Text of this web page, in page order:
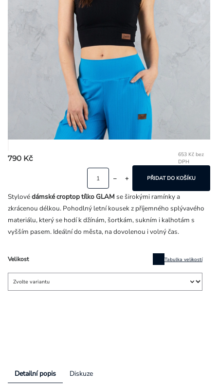
Přihlášení
790 Kč
653 Kč bez
DPH
Velikost Tabulka velikostí
PŘIDAT DO KOŠÍKU
Stylovédámské croptop tílko GLAM se širokými ramínky a
zkrácenou délkou. Pohodlný letní kousek z příjemného splývavého
materiálu, který se hodí k džínám, šortkám, sukním i kalhotám s
vyšším pasem. Ideální do města, na dovolenou i volný čas.
Detailní popis Diskuze